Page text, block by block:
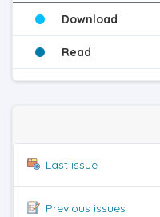
Download
Read
Last issue
Previous issues